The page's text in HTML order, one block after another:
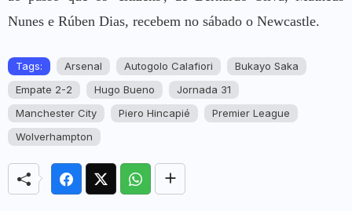
Nunes e Rúben Dias, recebem no sábado o Newcastle.
Tags: Arsenal Autogolo Calafiori
Bukayo Saka
Empate 2-2
Hugo Bueno
Jornada 31
Manchester City
Piero Hincapié
Premier League
Wolverhampton